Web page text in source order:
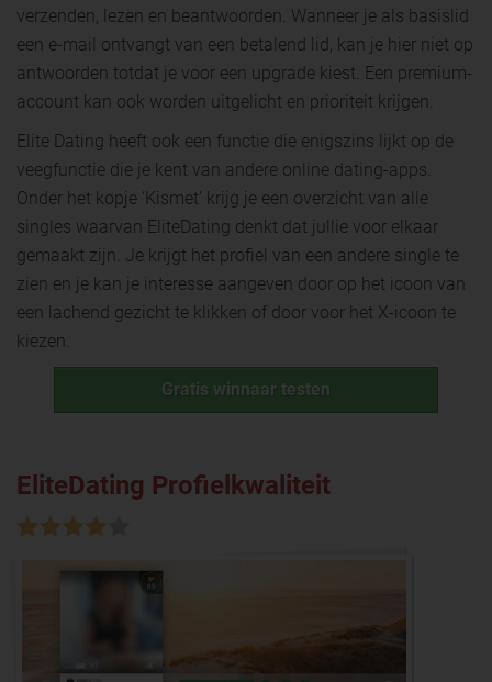
verzenden, lezen en beantwoorden. Wanneer je als basislid
een e-mail ontvangt van een betalend lid, kan je hier niet op
antwoorden totdat je voor een upgrade kiest. Een premium-
account kan ook worden uitgelicht en prioriteit krijgen.
Elite Dating heeft ook een functie die enigszins lijkt op de
veegfunctie die je kent van andere online dating-apps.
Onder het kopje ‘Kismet’ krijg je een overzicht van alle
singles waarvan EliteDating denkt dat jullie voor elkaar
gemaakt zijn. Je krijgt het profiel van een andere single te
zien en je kan je interesse aangeven door op het icoon van
een lachend gezicht te klikken of door voor het X-icoon te
kiezen.
Gratis winnaar testen
EliteDating Profielkwaliteit